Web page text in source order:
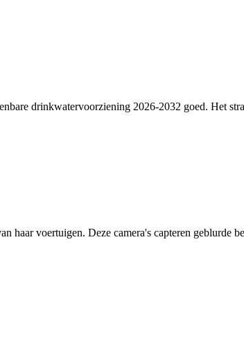
drinkwatervoorziening 2026-2032 goed. Het
haar voertuigen. Deze camera's capteren geblurde